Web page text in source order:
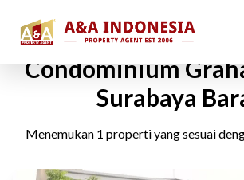
Rumah Dijual
Condominium
Surabaya
Menemukan 1 properti yang sesuai